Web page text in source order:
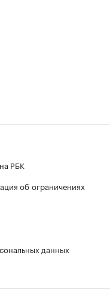
РБК
об ограничениях
данных